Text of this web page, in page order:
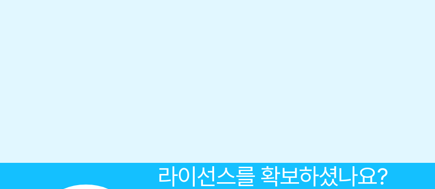
라이선스를 확보하셨나요?